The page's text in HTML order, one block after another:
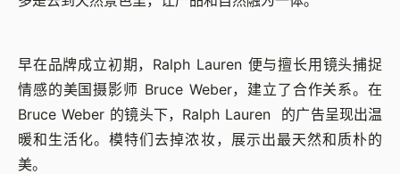
早在品牌成立初期，Ralph Lauren 便与擅长用镜头捕捉
情感的美国摄影师 Bruce Weber，建立了合作关系。在
Bruce Weber 的镜头下，Ralph Lauren 的广告呈现出温
暖和生活化。模特们去掉浓妆，展示出最天然和质朴的
美。